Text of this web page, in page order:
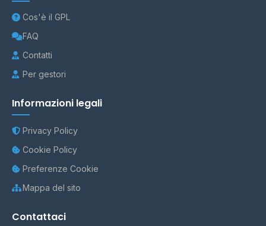
Cos'è il GPL
FAQ
Contatti
Per gestori
Informazioni legali
Privacy Policy
Cookie Policy
Preferenze Cookie
Mappa del sito
Contattaci